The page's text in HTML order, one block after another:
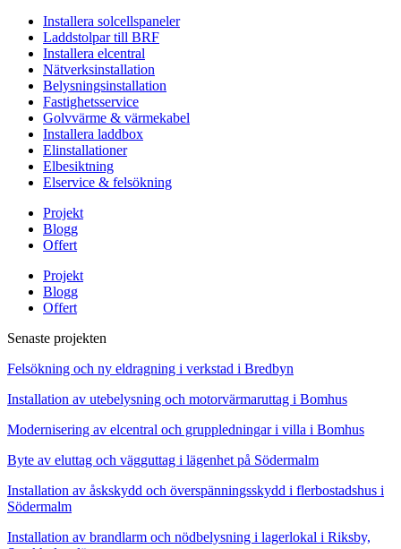
Installera solcellspaneler
Laddstolpar till BRF
Installera elcentral
Nätverksinstallation
Belysningsinstallation
Fastighetsservice
Golvvärme & värmekabel
Installera laddbox
Elinstallationer
Elbesiktning
Elservice & felsökning
Projekt
Blogg
Offert
Projekt
Blogg
Offert
Senaste projekten
Felsökning och ny eldragning i verkstad i Bredbyn
Installation av utebelysning och motorvärmaruttag i Bomhus
Modernisering av elcentral och gruppledningar i villa i Bomhus
Byte av eluttag och vägguttag i lägenhet på Södermalm
Installation av åskskydd och överspänningsskydd i flerbostadshus i
Södermalm
Installation av brandlarm och nödbelysning i lagerlokal i Riksby,